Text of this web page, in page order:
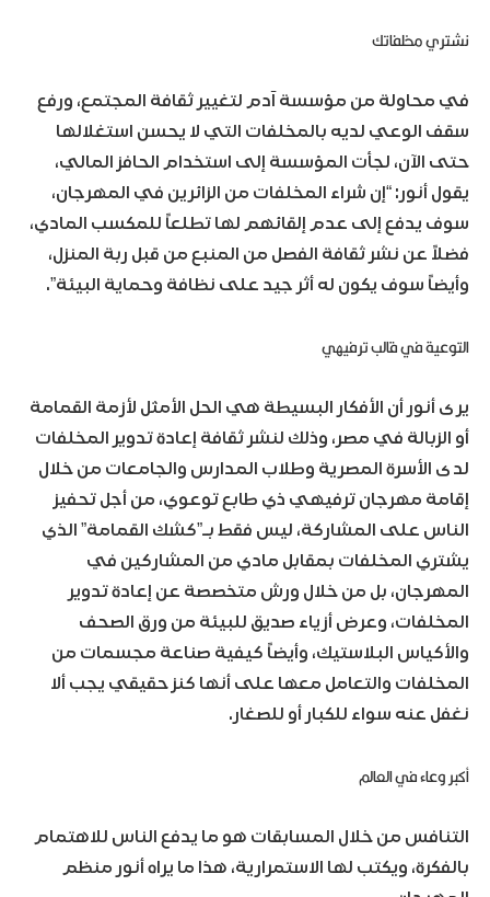
نشتري مخلفاتك
في محاولة من مؤسسة آدم لتغيير ثقافة المجتمع، ورفع
سقف الوعي لديه بالمخلفات التي لا يحسن استغلالها
حتى الآن، لجأت المؤسسة إلى استخدام الحافز المالي،
يقول أنور: “إن شراء المخلفات من الزائرين في المهرجان،
سوف يدفع إلى عدم إلقائهم لها تطلعاً للمكسب المادي،
فضلاً عن نشر ثقافة الفصل من المنبع من قبل ربة المنزل،
وأيضاً سوف يكون له أثر جيد على نظافة وحماية البيئة”.
التوعية في قالب ترفيهي
يرى أنور أن الأفكار البسيطة هي الحل الأمثل لأزمة القمامة
أو الزبالة في مصر، وذلك لنشر ثقافة إعادة تدوير المخلفات
لدى الأسرة المصرية وطلاب المدارس والجامعات من خلال
إقامة مهرجان ترفيهي ذي طابع توعوي، من أجل تحفيز
الناس على المشاركة، ليس فقط بـ”كشك القمامة” الذي
يشتري المخلفات بمقابل مادي من المشاركين في
المهرجان، بل من خلال ورش متخصصة عن إعادة تدوير
المخلفات، وعرض أزياء صديق للبيئة من ورق الصحف
والأكياس البلاستيك، وأيضاً كيفية صناعة مجسمات من
المخلفات والتعامل معها على أنها كنز حقيقي يجب ألا
نغفل عنه سواء للكبار أو للصغار.
أكبر وعاء في العالم
التنافس من خلال المسابقات هو ما يدفع الناس للاهتمام
بالفكرة، ويكتب لها الاستمرارية، هذا ما يراه أنور منظم